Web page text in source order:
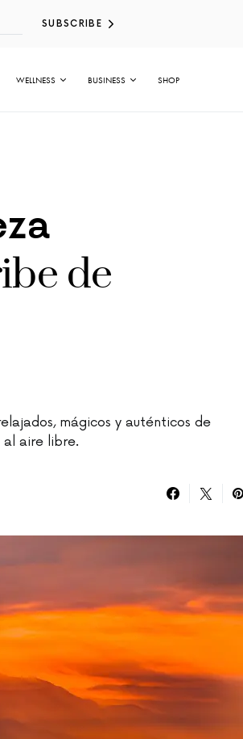
SUBSCRIBE
WELLNESS BUSINESS SHOP
de
mágicos y auténticos de
aire libre.